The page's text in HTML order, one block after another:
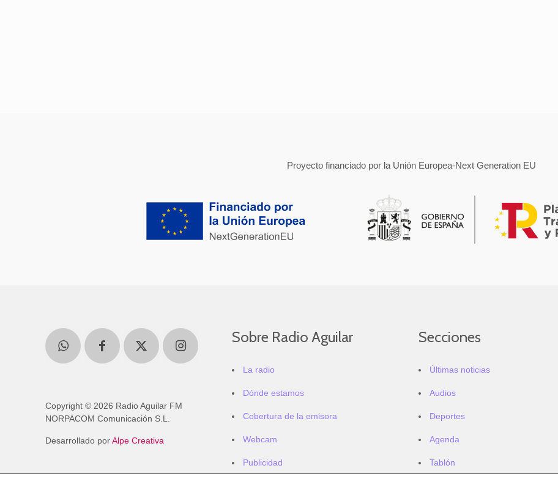
Proyecto financiado por la Unión Europea-Next Generation EU
Copyright © 2026 Radio Aguilar FM
NORPACOM Comunicación S.L.
Desarrollado porAlpe Creativa
Sobre Radio Aguilar
La radio
Dónde estamos
Cobertura de la emisora
Webcam
Publicidad
Secciones
Últimas noticias
Audios
Deportes
Agenda
Tablón